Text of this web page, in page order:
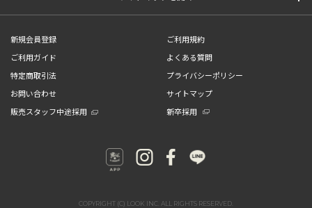
新規会員登録
ご利用規約
ご利用ガイド
よくある質問
特定商取引法
プライバシーポリシー
お問い合わせ
サイトマップ
販売スタッフ中途採用
新卒採用
COPYRIGHT (C) LOOK INC. ALL RIGHTS RESERVED.